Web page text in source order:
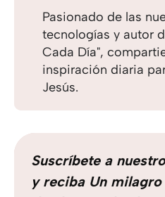
Pasionado de las
tecnologías y autor
Cada Día",
inspiración diaria
Jesús.
Suscríbete a
y reciba Un